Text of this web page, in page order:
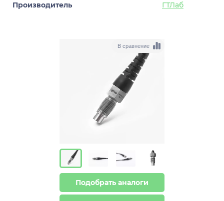
Производитель
ГТЛаб
В сравнение
Подобрать аналоги